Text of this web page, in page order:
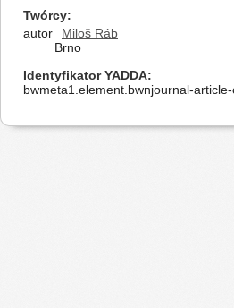
Twórcy
autor
Miloš Ráb
Brno
Identyfikator YADDA
bwmeta1.element.bwnjournal-